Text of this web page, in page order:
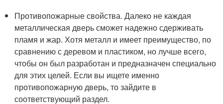
Противопожарные свойства. Далеко не каждая
металлическая дверь сможет надежно сдерживать
пламя и жар. Хотя металл и имеет преимущество, по
сравнению с деревом и пластиком, но лучше всего,
чтобы он был разработан и предназначен специально
для этих целей. Если вы ищете именно
противопожарную дверь, то зайдите в
соответствующий раздел.